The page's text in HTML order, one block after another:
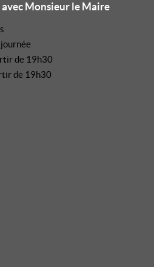
avec Monsieur le Maire
de 19h30
de 19h30